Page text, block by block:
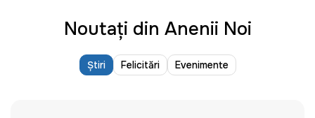
Noutați din Anenii Noi
Știri Felicitări Evenimente